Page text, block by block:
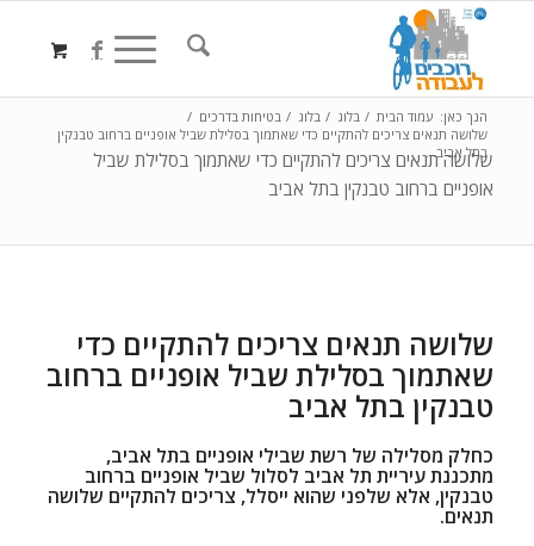
שלושה תנאים צריכים להתקיים כדי שאתמוך בסלילת שביל
אופניים ברחוב טבנקין בתל אביב
הנך כאן: עמוד הבית / בלוג / בלוג / בטיחות בדרכים /
שלושה תנאים צריכים להתקיים כדי שאתמוך בסלילת שביל אופניים ברחוב טבנקין
בתל אביב...
שלושה תנאים צריכים להתקיים כדי
שאתמוך בסלילת שביל אופניים ברחוב
טבנקין בתל אביב
כחלק מסלילה של רשת שבילי אופניים בתל אביב,
מתכננת עיריית תל אביב לסלול שביל אופניים ברחוב
טבנקין, אלא שלפני שהוא ייסלל, צריכים להתקיים שלושה
תנאים.